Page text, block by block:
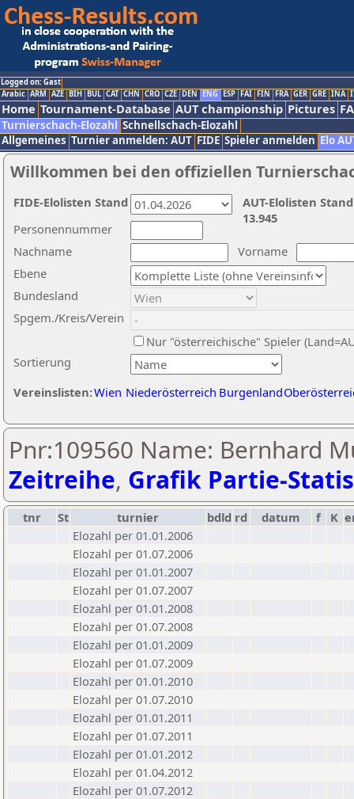
Logged on: Gast
Arabic ARM AZE BIH BUL CAT CHN CRO CZE DEN ENG ESP FAI FIN FRA GER GRE INA
Home Tournament-Database AUT championship Pictures
Turnierschach-Elozahl Schnellschach-Elozahl
Allgemeines Turnier anmelden: AUT FIDE Spieler anmelden Elo
Willkommen bei den offiziellen
Nachname
Vorname
Ebene
Sortierung
Personennummer
Bundesland
Spgem./Kreis/Verein
Nur "österreichische" Spieler
Vereinslisten:Wien Niederösterreich Burgenland
AUT-Elolisten
13.945
FIDE-Elolisten Stand
Pnr:109560 Name: Bernhard
Zeitreihe, Grafik Partie-
tnr St turnier bdld rd datum f K
Elozahl per 01.01.2006
Elozahl per 01.07.2006
Elozahl per 01.01.2007
Elozahl per 01.07.2007
Elozahl per 01.01.2008
Elozahl per 01.07.2008
Elozahl per 01.01.2009
Elozahl per 01.07.2009
Elozahl per 01.01.2010
Elozahl per 01.07.2010
Elozahl per 01.01.2011
Elozahl per 01.07.2011
Elozahl per 01.01.2012
Elozahl per 01.04.2012
Elozahl per 01.07.2012